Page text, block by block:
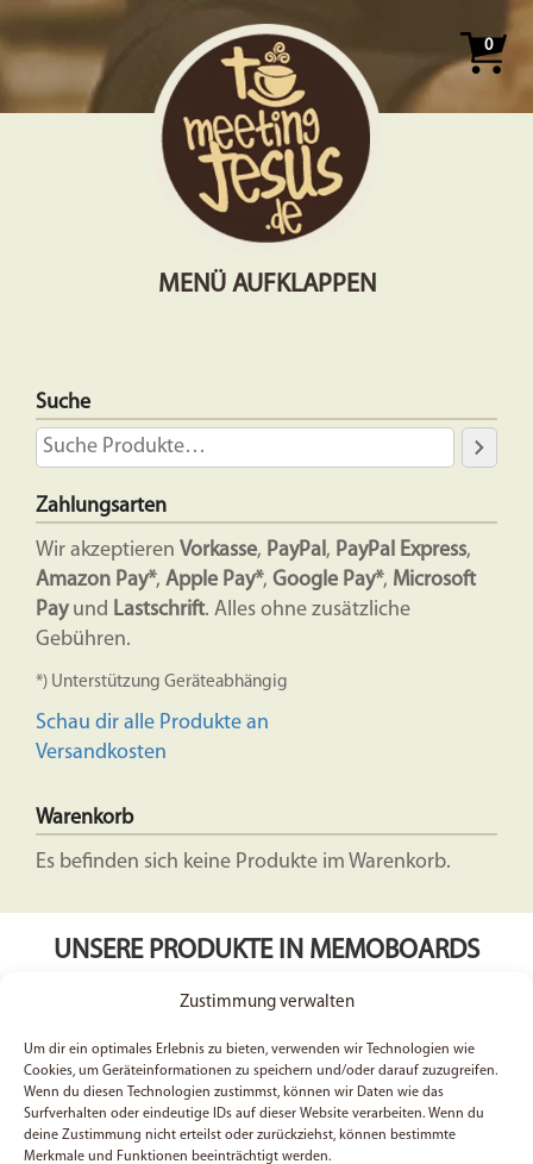
Zustimmung verwalten
Um dir ein optimales Erlebnis zu bieten, verwenden wir Technologien wie
Cookies, um Geräteinformationen zu speichern und/oder darauf zuzugreifen.
Wenn du diesen Technologien zustimmst, können wir Daten wie das
Surfverhalten oder eindeutige IDs auf dieser Website verarbeiten. Wenn du
deine Zustimmung nicht erteilst oder zurückziehst, können bestimmte
Merkmale und Funktionen beeinträchtigt werden.
0
MENÜ AUFKLAPPEN
Suche
Zahlungsarten
Wir akzeptieren Vorkasse, PayPal, PayPal Express,
Amazon Pay*, Apple Pay*, Google Pay*, Microsoft
Payund Lastschrift. Alles ohne zusätzliche
Gebühren.
*) Unterstützung Geräteabhängig
Schau dir alle Produkte an
Versandkosten
Warenkorb
Es befinden sich keine Produkte im Warenkorb.
UNSERE PRODUKTE IN MEMOBOARDS